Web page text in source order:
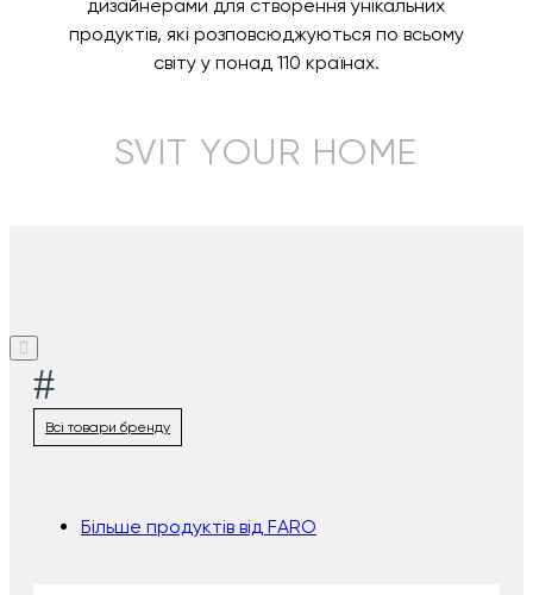
дизайнерами для створення унікальних
продуктів, які розповсюджуються по всьому
світу у понад 110 країнах.
SVIT YOUR HOME
#
Всі товари бренду
Більше продуктів від FARO